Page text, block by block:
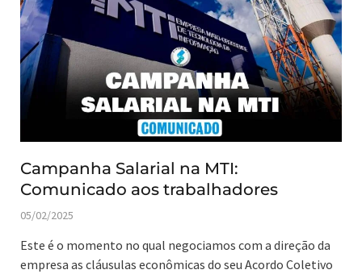
Campanha Salarial na MTI:
Comunicado aos trabalhadores
05/02/2025
Este é o momento no qual negociamos com a direção da
empresa as cláusulas econômicas do seu Acordo Coletivo